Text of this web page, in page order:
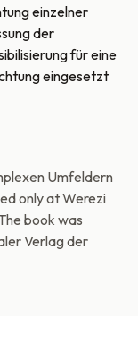
einzelner
der
für eine
eingesetzt
Umfeldern
only at Werezi
book was
Verlag der